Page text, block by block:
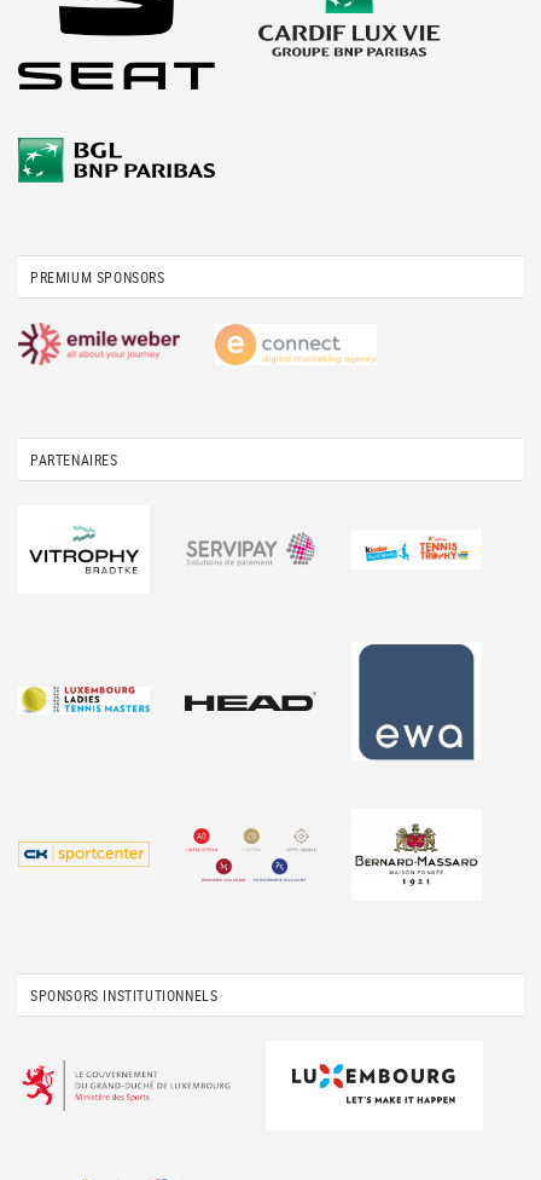
PREMIUM SPONSORS
PARTENAIRES
SPONSORS INSTITUTIONNELS